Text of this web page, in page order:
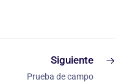
Siguiente
Prueba de campo